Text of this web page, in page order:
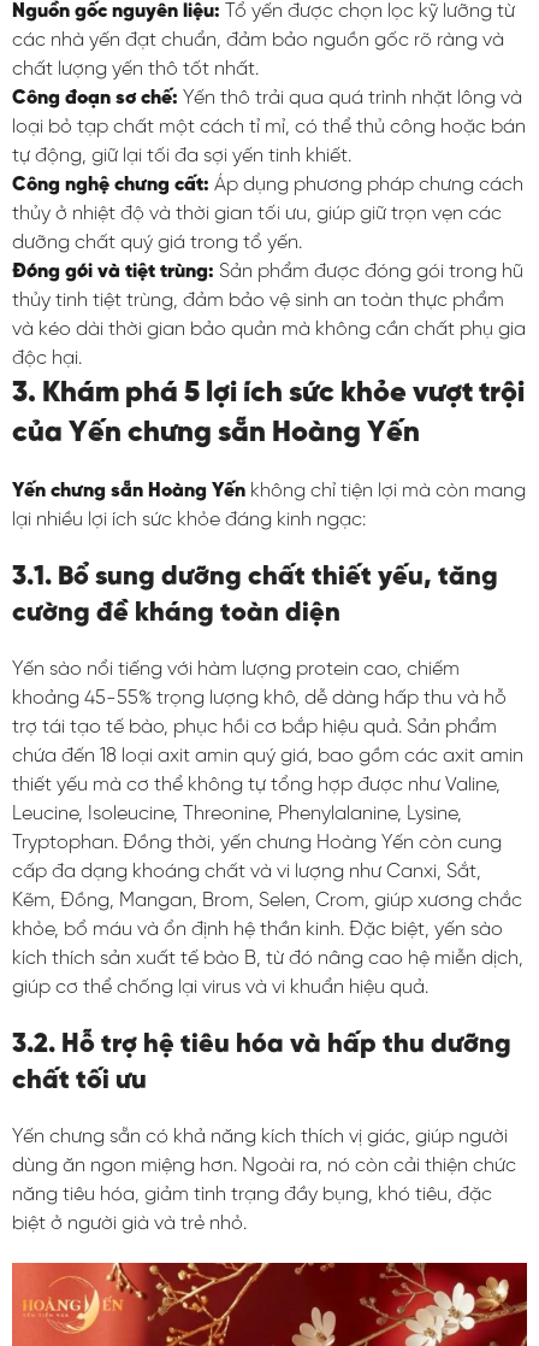
Nguồn gốc nguyên liệu: Tổ yến được chọn lọc kỹ lưỡng từ
các nhà yến đạt chuẩn, đảm bảo nguồn gốc rõ ràng và
chất lượng yến thô tốt nhất.
Công đoạn sơ chế: Yến thô trải qua quá trình nhặt lông và
loại bỏ tạp chất một cách tỉ mỉ, có thể thủ công hoặc bán
tự động, giữ lại tối đa sợi yến tinh khiết.
Công nghệ chưng cất: Áp dụng phương pháp chưng cách
thủy ở nhiệt độ và thời gian tối ưu, giúp giữ trọn vẹn các
dưỡng chất quý giá trong tổ yến.
Đóng gói và tiệt trùng: Sản phẩm được đóng gói trong hũ
thủy tinh tiệt trùng, đảm bảo vệ sinh an toàn thực phẩm
và kéo dài thời gian bảo quản mà không cần chất phụ gia
độc hại.
3. Khám phá 5 lợi ích sức khỏe vượt trội
của Yến chưng sẵn Hoàng Yến
Yến chưng sẵn Hoàng Yến không chỉ tiện lợi mà còn mang
lại nhiều lợi ích sức khỏe đáng kinh ngạc:
3.1. Bổ sung dưỡng chất thiết yếu, tăng
cường đề kháng toàn diện
Yến sào nổi tiếng với hàm lượng protein cao, chiếm
khoảng 45-55% trọng lượng khô, dễ dàng hấp thu và hỗ
trợ tái tạo tế bào, phục hồi cơ bắp hiệu quả. Sản phẩm
chứa đến 18 loại axit amin quý giá, bao gồm các axit amin
thiết yếu mà cơ thể không tự tổng hợp được như Valine,
Leucine, Isoleucine, Threonine, Phenylalanine, Lysine,
Tryptophan. Đồng thời, yến chưng Hoàng Yến còn cung
cấp đa dạng khoáng chất và vi lượng như Canxi, Sắt,
Kẽm, Đồng, Mangan, Brom, Selen, Crom, giúp xương chắc
khỏe, bổ máu và ổn định hệ thần kinh. Đặc biệt, yến sào
kích thích sản xuất tế bào B, từ đó nâng cao hệ miễn dịch,
giúp cơ thể chống lại virus và vi khuẩn hiệu quả.
3.2. Hỗ trợ hệ tiêu hóa và hấp thu dưỡng
chất tối ưu
Yến chưng sẵn có khả năng kích thích vị giác, giúp người
dùng ăn ngon miệng hơn. Ngoài ra, nó còn cải thiện chức
năng tiêu hóa, giảm tình trạng đầy bụng, khó tiêu, đặc
biệt ở người già và trẻ nhỏ.